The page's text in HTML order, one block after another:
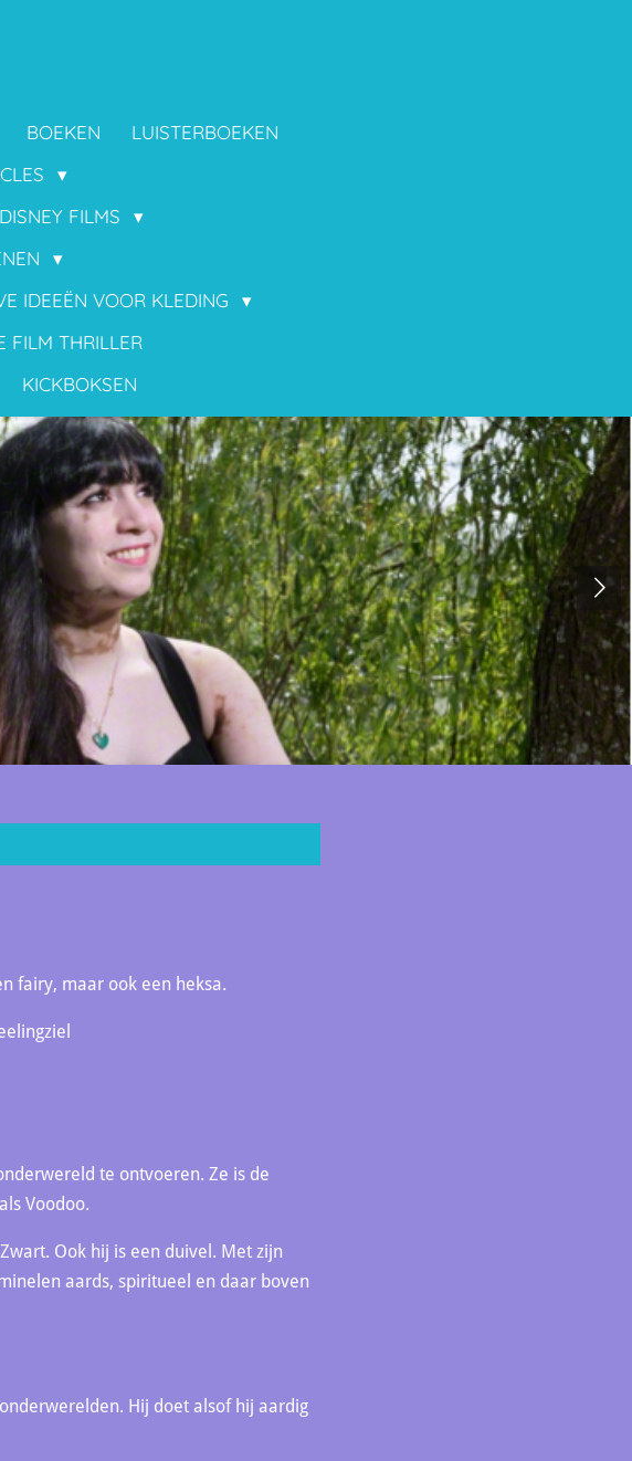
BOEKEN
LUISTERBOEKEN
FILMS
IDEEËN VOOR KLEDING
FILM THRILLER
KICKBOKSEN
fairy, maar ook een heksa.
te ontvoeren. Ze is de
Voodoo.
Ook hij is een duivel. Met zijn
aards, spiritueel en daar boven
Hij doet alsof hij aardig